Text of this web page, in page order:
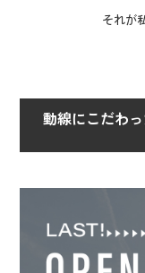
それが
動線にこだわ